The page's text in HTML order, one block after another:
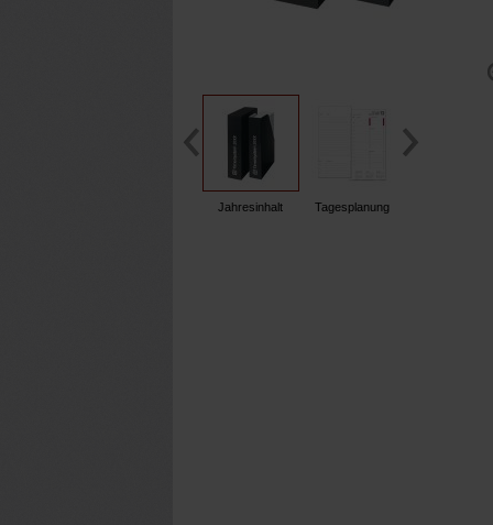
Jahresinhalt Tagesplanung